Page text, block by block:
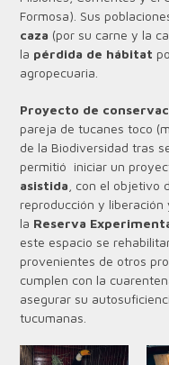
Formosa). Sus
caza (por su carne y la
la pérdida de hábitat
agropecuaria.
Proyecto de
pareja de tucanes toco
de la Biodiversidad tras
permitió iniciar un
asistida , con el objetivo
reproducción y
la Reserva
este espacio se
provenientes de otros
cumplen con la
asegurar su
tucumanas.